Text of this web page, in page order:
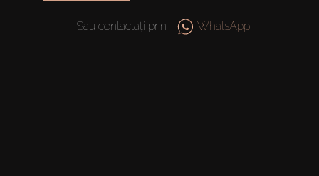
Sau contactați prin WhatsApp